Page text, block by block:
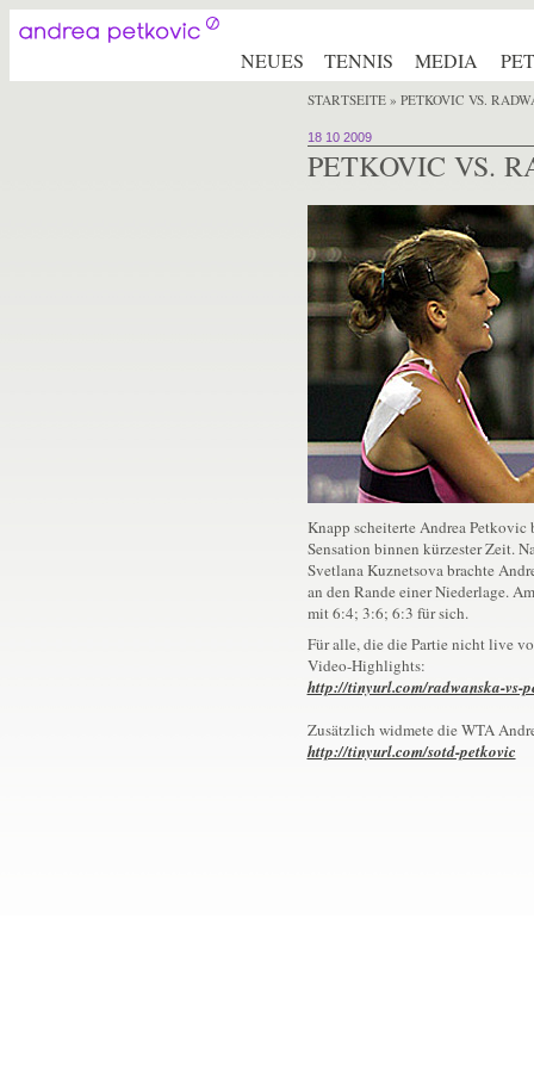
NEUES TENNIS MEDIA
STARTSEITE» PETKOVIC VS.
18 10 2009
PETKOVIC VS.
Knapp scheiterte Andrea
Sensation binnen kürzester Zeit.
Svetlana Kuznetsova brachte
an den Rande einer Niederlage.
mit 6:4; 3:6; 6:3 für sich.
Für alle, die die Partie nicht live
Video-Highlights:
http://tinyurl.com/radwanska-vs-
Zusätzlich widmete die WTA
http://tinyurl.com/sotd-petkovic